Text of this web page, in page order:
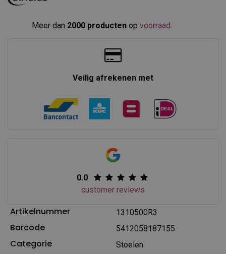
Meer dan 2000 producten op voorraad
Veilig afrekenen met
0.0
customer reviews
Artikelnummer 1310500R3
Barcode 5412058187155
Categorie Stoelen